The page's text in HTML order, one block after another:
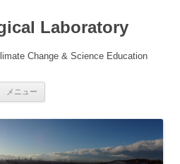
Laboratory
Change & Science Education
メニュー
動